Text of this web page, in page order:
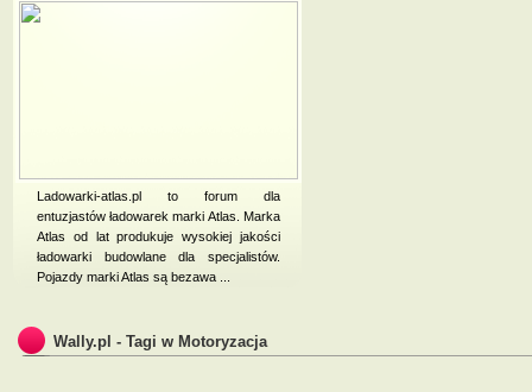
Ladowarki-atlas.pl to forum dla
entuzjastów ładowarek marki Atlas. Marka
Atlas od lat produkuje wysokiej jakości
ładowarki budowlane dla specjalistów.
Pojazdy marki Atlas są bezawa ...
Wally.pl - Tagi w Motoryzacja